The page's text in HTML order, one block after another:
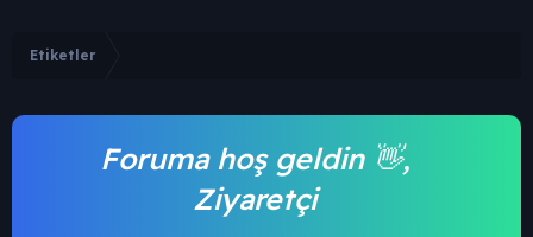
Etiketler
Foruma hoş geldin 👋,
Ziyaretçi